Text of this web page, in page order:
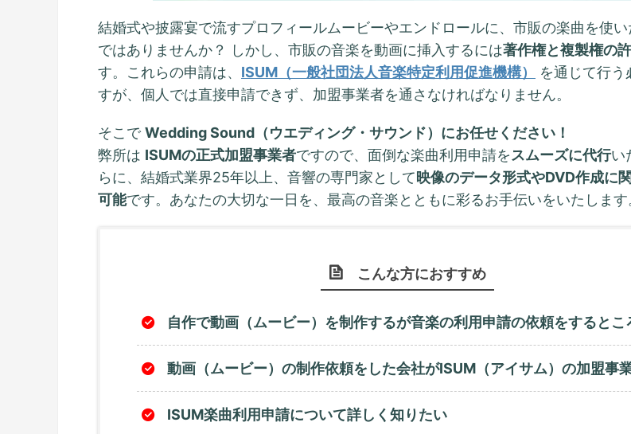
結婚式や披露宴で流すプロフィールムービーやエンドロールに、市販の楽曲を使い
ではありませんか？ しかし、市販の音楽を動画に挿入するには著作権と複製権の
す。これらの申請は、 ISUM（一般社団法人音楽特定利用促進機構）
を通じて行う
すが、個人では直接申請できず、加盟事業者を通さなければなりません。
そこでWedding Sound（ウエディング・サウンド）にお任せください！
弊所は ISUMの正式加盟事業者ですので、面倒な楽曲利用申請をスムーズに代行い
らに、結婚式業界25年以上、音響の専門家として 映像のデータ形式やDVD作成に
可能です。あなたの大切な一日を、最高の音楽とともに彩るお手伝いをいたします
こんな方におすすめ
自作で動画（ムービー）を制作するが音楽の利用申請の依頼をするとこ
動画（ムービー）の制作依頼をした会社がISUM（アイサム）の加盟事
ISUM楽曲利用申請について詳しく知りたい